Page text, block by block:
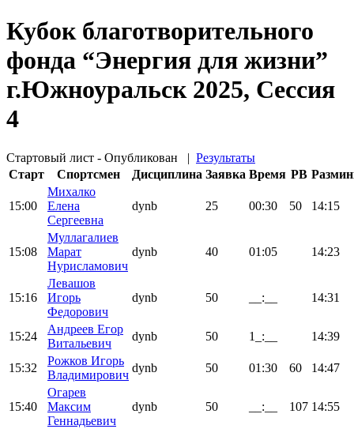
Кубок благотворительного
фонда “Энергия для жизни”
г.Южноуральск 2025, Сессия
4
Стартовый лист - Опубликован | Результаты
Старт
Спортсмен Дисциплина Заявка Время PB
15:00
Михалко
Елена
Сергеевна
dynb 25 00:30 50 14:15
15:08
Муллагалиев
Марат
Нурисламович
dynb 40 01:05 14:23
15:16
Левашов
Игорь
Федорович
dynb 50 __:__ 14:31
15:24
Андреев Егор
Витальевич
dynb 50 1_:__ 14:39
15:32
Рожков Игорь
Владимирович
dynb 50 01:30 60 14:47
15:40
Огарев
Максим
Геннадьевич
dynb 50 __:__ 107 14:55